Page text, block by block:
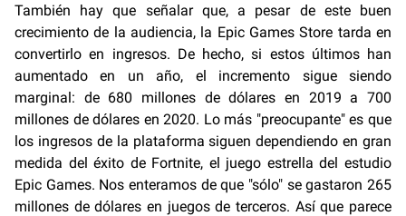
También hay que señalar que, a pesar de este buen
crecimiento de la audiencia, la Epic Games Store tarda en
convertirlo en ingresos. De hecho, si estos últimos han
aumentado en un año, el incremento sigue siendo
marginal: de 680 millones de dólares en 2019 a 700
millones de dólares en 2020. Lo más "preocupante" es que
los ingresos de la plataforma siguen dependiendo en gran
medida del éxito de Fortnite, el juego estrella del estudio
Epic Games. Nos enteramos de que "sólo" se gastaron 265
millones de dólares en juegos de terceros. Así que parece